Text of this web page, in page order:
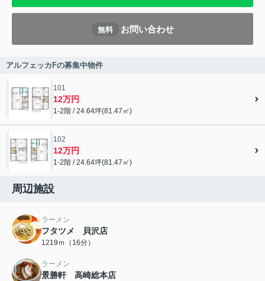
無料 お問い合わせ
アルフェッカFの募集中物件
101
12万円
1-2階 / 24.64坪(81.47㎡)
102
12万円
1-2階 / 24.64坪(81.47㎡)
周辺施設
ラーメン
フタツメ 貝沢店
1219ｍ（16分）
ラーメン
景勝軒 高崎総本店